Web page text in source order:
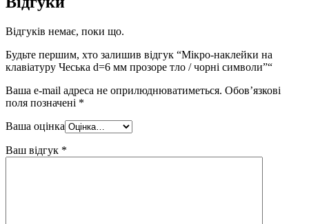
Відгуків немає, поки що.
Будьте першим, хто залишив відгук “Мікро-наклейки на
клавіатуру Чеська d=6 мм прозоре тло / чорні символи”“
Ваша e-mail адреса не оприлюднюватиметься. Обов’язкові
поля позначені *
Ваша оцінка
Ваш відгук *